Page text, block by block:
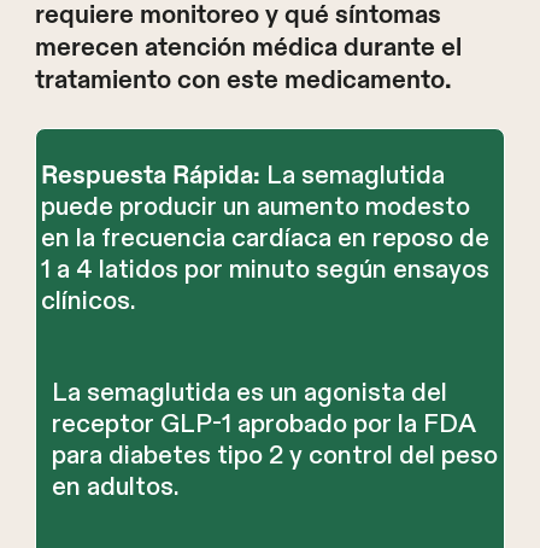
requiere monitoreo y qué síntomas
merecen atención médica durante el
tratamiento con este medicamento.
Respuesta Rápida: La semaglutida
puede producir un aumento modesto
en la frecuencia cardíaca en reposo de
1 a 4 latidos por minuto según ensayos
clínicos.
La semaglutida es un agonista del
receptor GLP-1 aprobado por la FDA
para diabetes tipo 2 y control del peso
en adultos.